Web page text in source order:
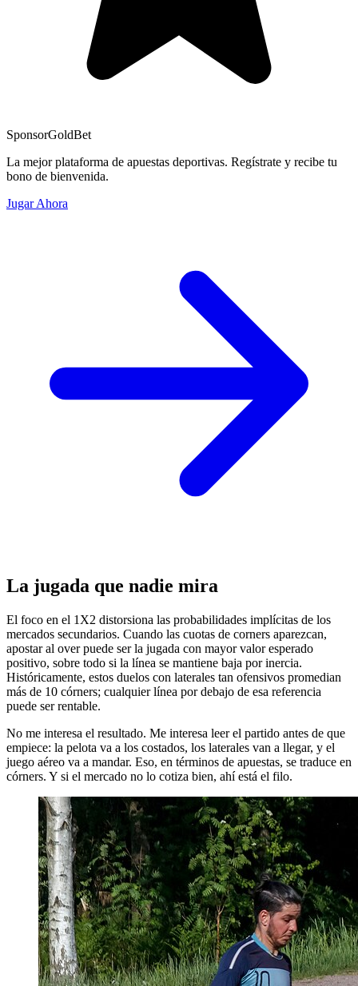
SponsorGoldBet
La mejor plataforma de apuestas deportivas. Regístrate y recibe tu
bono de bienvenida.
Jugar Ahora
La jugada que nadie mira
El foco en el 1X2 distorsiona las probabilidades implícitas de los
mercados secundarios. Cuando las cuotas de corners aparezcan,
apostar al over puede ser la jugada con mayor valor esperado
positivo, sobre todo si la línea se mantiene baja por inercia.
Históricamente, estos duelos con laterales tan ofensivos promedian
más de 10 córners; cualquier línea por debajo de esa referencia
puede ser rentable.
No me interesa el resultado. Me interesa leer el partido antes de que
empiece: la pelota va a los costados, los laterales van a llegar, y el
juego aéreo va a mandar. Eso, en términos de apuestas, se traduce en
córners. Y si el mercado no lo cotiza bien, ahí está el filo.